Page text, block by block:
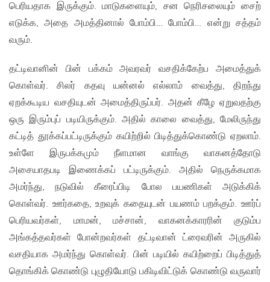
பெரியதாக இருக்கும். மாடுகளையும், சன நெரிசலையும் சைற்
எடுக்க, அதை அமத்தினால் போம்பி… போம்பி… என்று சத்தம்
வரும்.
தட்டிவானின் பின் பக்கம் அவரவர் வசதிக்கேற்ப அமைத்துக்
கொள்வர். சிலர் கதவு யன்னல் எல்லாம் வைத்து, திறந்து
ஏறக்கூடிய வசதியுடன் அமைத்திருப்பர். அதன் கீழே ஏறுவதற்கு
ஒரு இரும்புப் படியிருக்கும். அதில் காலை வைத்து, மேலிருந்து
கட்டித் தூக்கப்பட்டிருக்கும் கயிற்றில் பிடித்துக்கொண்டு ஏறலாம்.
உள்ளே இருபக்கமும் நீளமான வாங்கு வாகனத்தோடு
அசையாதபடி இணைக்கப் பட்டிருக்கும். அதில் நெருக்கமாக
அமர்ந்து, நடுவில் கீரைப்பிடி போல பயணிகள் அடுக்கிக்
கொள்வர். ஊர்கதை, உறவுக் கதையுடன் பயணம் பறக்கும். ஊர்ப்
பெரியவர்கள், மாமன், மச்சான், வாகனக்காரரின் குடும்ப
அங்கத்தவர்கள் போன்றவர்கள் தட்டிவான் ட்ரைவரின் அருகில்
வசதியாக அமர்ந்து கொள்வர். பின் படியில் கயிற்றைப் பிடித்துத்
தொங்கிக் கொண்டு புழுதியோடு பகிடிவிட்டுக் கொண்டு வருவார்